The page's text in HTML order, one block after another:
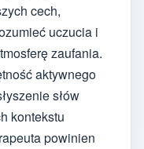
cech,
uczucia i
zaufania.
aktywnego
słów
kontekstu
powinien